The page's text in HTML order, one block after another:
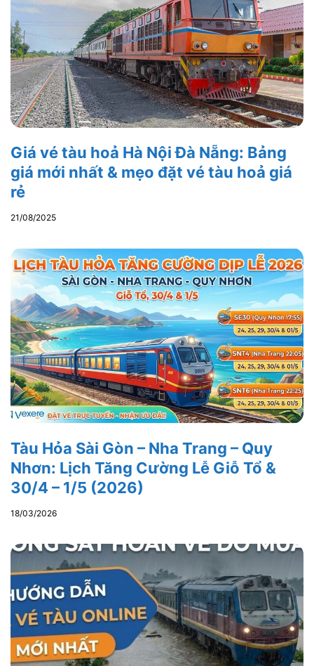
Giá vé tàu hoả Hà Nội Đà Nẵng: Bảng
giá mới nhất & mẹo đặt vé tàu hoả giá
rẻ
21/08/2025
Tàu Hỏa Sài Gòn – Nha Trang – Quy
Nhơn: Lịch Tăng Cường Lễ Giỗ Tổ &
30/4 – 1/5 (2026)
18/03/2026